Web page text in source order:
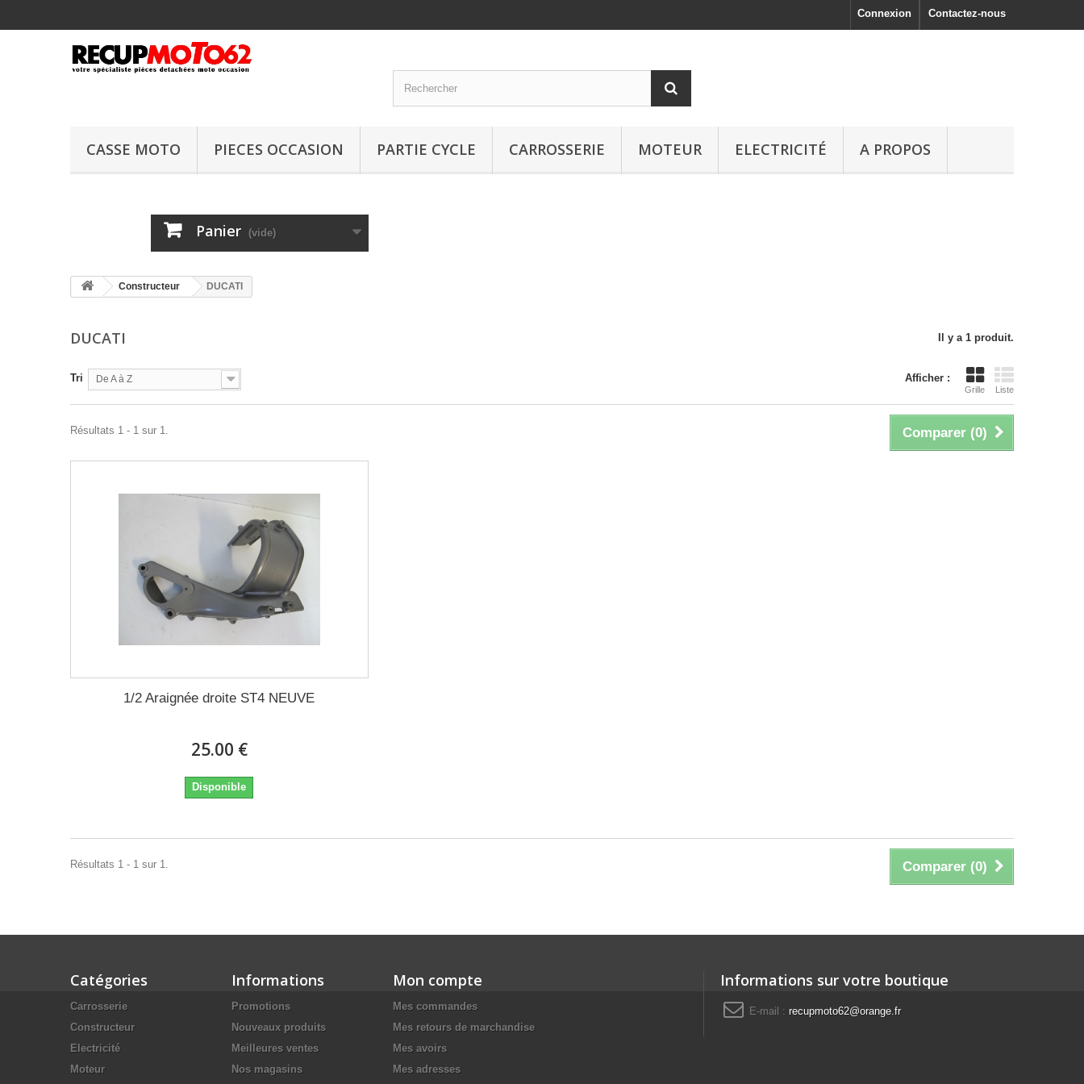
Contactez-nous
Connexion
CASSE MOTO PIECES OCCASION PARTIE CYCLE CARROSSERIE MOTEUR ELECTRICITÉ A PROPOS
Panier (vide)
Constructeur DUCATI
DUCATI Il y a 1 produit.
Afficher :
Grille Liste
Tri De A à Z
Comparer (0)
Résultats 1 - 1 sur 1.
1/2 Araignée droite ST4 NEUVE
25.00 €
Disponible
Comparer (0)
Résultats 1 - 1 sur 1.
Catégories
Carrosserie
Constructeur
Electricité
Moteur
Informations
Promotions
Nouveaux produits
Meilleures ventes
Nos magasins
Mon compte
Mes commandes
Mes retours de marchandise
Mes avoirs
Mes adresses
Informations sur votre boutique
E-mail : recupmoto62@orange.fr